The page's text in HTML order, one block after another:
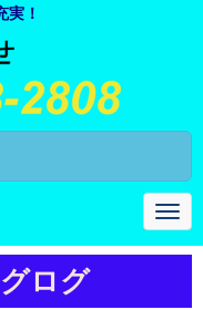
実！
N
a
v
ログ